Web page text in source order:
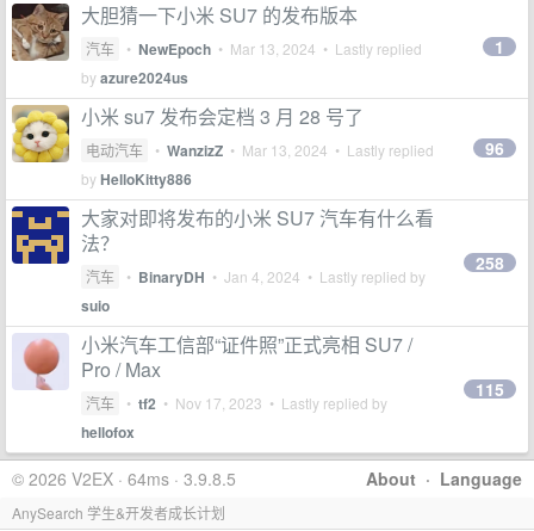
大胆猜一下小米 SU7 的发布版本
汽车 • NewEpoch • Mar 13, 2024 • Lastly replied
byazure2024us
1
小米 su7 发布会定档 3 月 28 号了
电动汽车 • WanzizZ • Mar 13, 2024 • Lastly replied
byHelloKitty886
96
大家对即将发布的小米 SU7 汽车有什么看
法？
汽车 • BinaryDH • Jan 4, 2024 • Lastly replied by
suio
258
小米汽车工信部“证件照”正式亮相 SU7 /
Pro / Max
汽车 • tf2 • Nov 17, 2023 • Lastly replied by
hellofox
115
About · Language
© 2026 V2EX · 64ms · 3.9.8.5
AnySearch 学生&开发者成长计划